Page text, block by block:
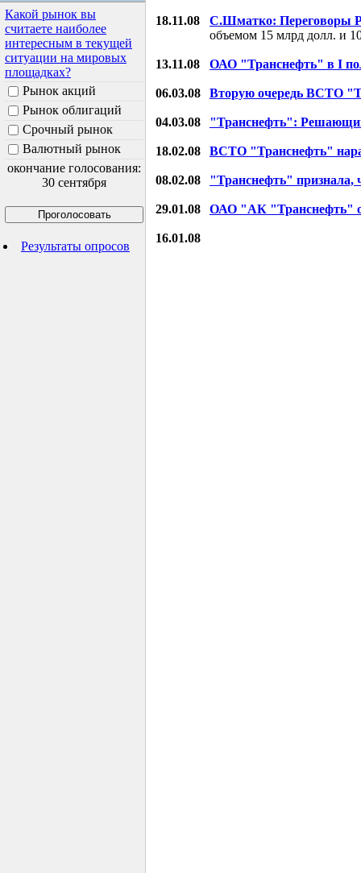
Какой рынок вы
считаете наиболее
интересным в текущей
ситуации на мировых
площадках?
Рынок акций
Рынок облигаций
Срочный рынок
Валютный рынок
окончание голосования:
30 сентября
Результаты опросов
18.11.08
С.Шматко: Переговоры
объемом 15 млрд долл. и
13.11.08 ОАО "Транснефть" в I
06.03.08 Вторую очередь ВСТО
04.03.08 "Транснефть":
18.02.08 ВСТО "Транснефть"
08.02.08 "Транснефть" признала,
29.01.08 ОАО "АК "Транснефть"
16.01.08